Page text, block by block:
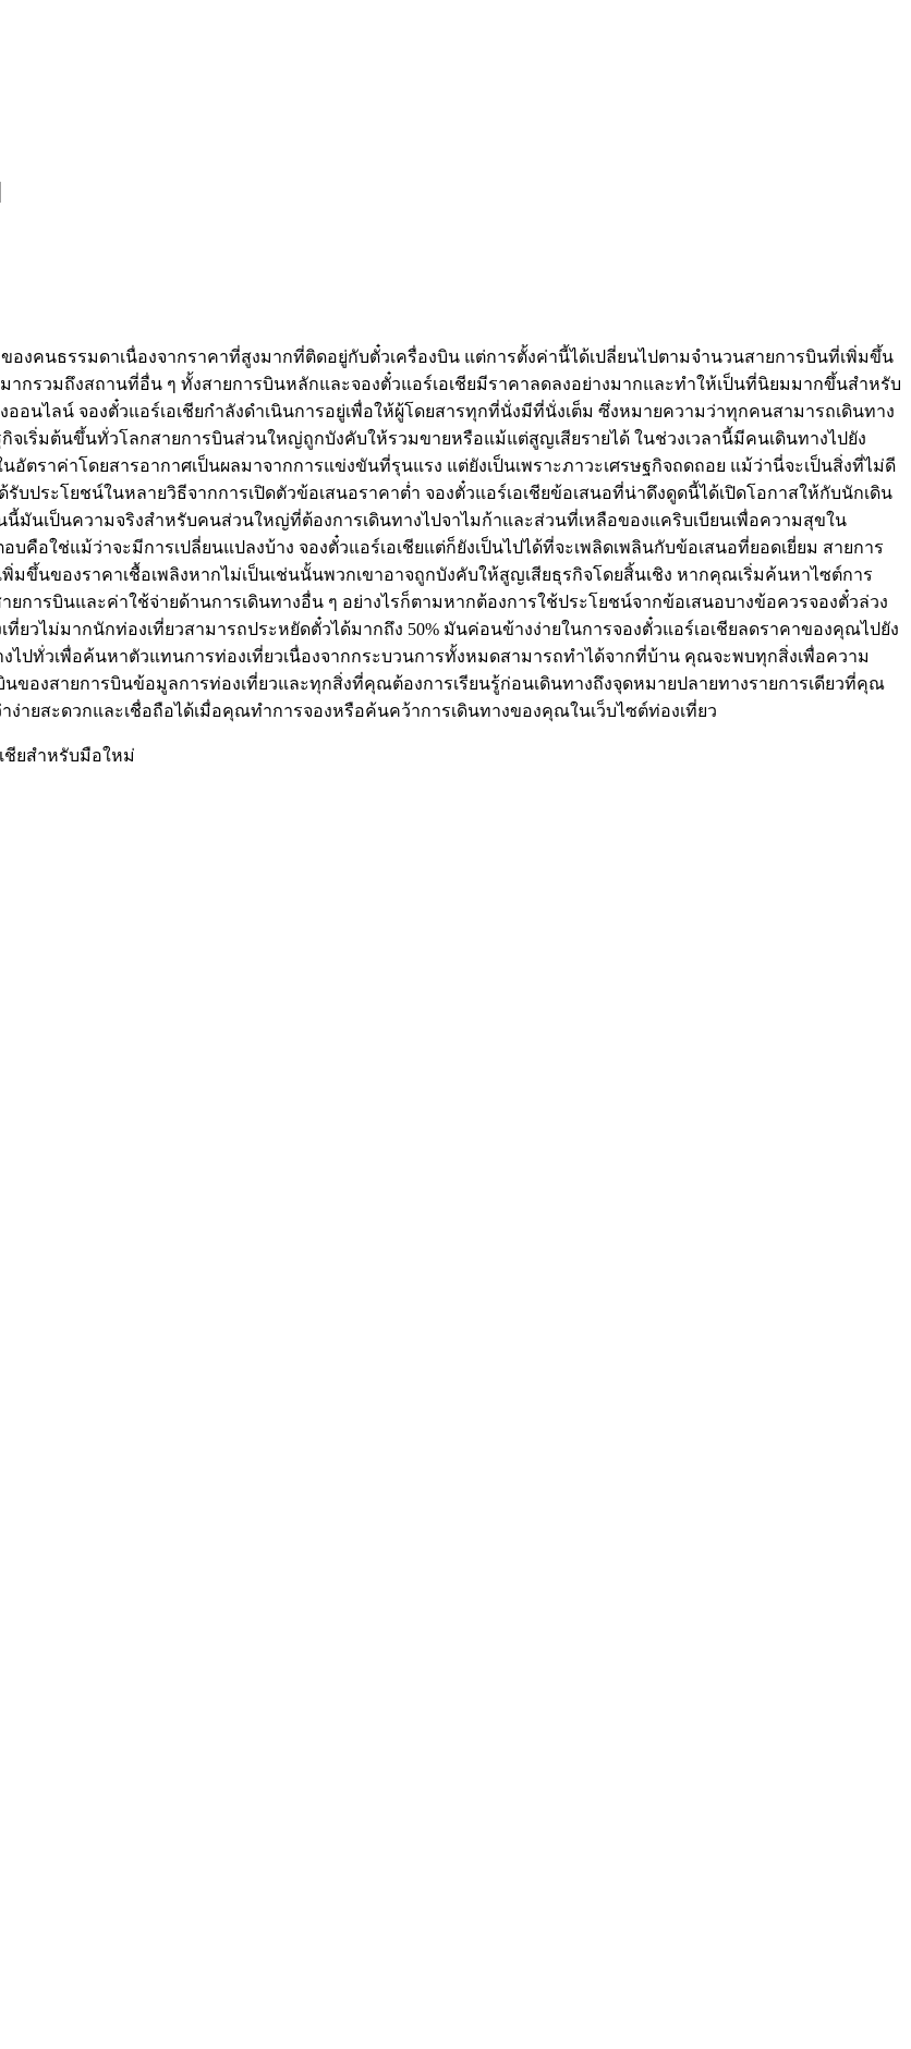
งคนธรรมดาเนื่องจากราคาที่สูงมากที่ติดอยู่กับตั๋วเครื่องบิน แต่การตั้งค่านี้ได้เปลี่ยนไปตามจำนวนสายการบินที่เพิ่มขึ้น
ากรวมถึงสถานที่อื่น ๆ ทั้งสายการบินหลักและจองตั๋วแอร์เอเชียมีราคาลดลงอย่างมากและทำให้เป็นที่นิยมมากขึ้นสำหรับ
อนไลน์ จองตั๋วแอร์เอเชียกำลังดำเนินการอยู่เพื่อให้ผู้โดยสารทุกที่นั่งมีที่นั่งเต็ม ซึ่งหมายความว่าทุกคนสามารถเดินทาง
เริ่มต้นขึ้นทั่วโลกสายการบินส่วนใหญ่ถูกบังคับให้รวมขายหรือแม้แต่สูญเสียรายได้ ในช่วงเวลานี้มีคนเดินทางไปยัง
ตราค่าโดยสารอากาศเป็นผลมาจากการแข่งขันที่รุนแรง แต่ยังเป็นเพราะภาวะเศรษฐกิจถดถอย แม้ว่านี่จะเป็นสิ่งที่ไม่ดี
ประโยชน์ในหลายวิธีจากการเปิดตัวข้อเสนอราคาต่ำ จองตั๋วแอร์เอเชียข้อเสนอที่น่าดึงดูดนี้ได้เปิดโอกาสให้กับนักเดิน
มันเป็นความจริงสำหรับคนส่วนใหญ่ที่ต้องการเดินทางไปจาไมก้าและส่วนที่เหลือของแคริบเบียนเพื่อความสุขใน
อใช่แม้ว่าจะมีการเปลี่ยนแปลงบ้าง จองตั๋วแอร์เอเชียแต่ก็ยังเป็นไปได้ที่จะเพลิดเพลินกับข้อเสนอที่ยอดเยี่ยม สายการ
ขึ้นของราคาเชื้อเพลิงหากไม่เป็นเช่นนั้นพวกเขาอาจถูกบังคับให้สูญเสียธุรกิจโดยสิ้นเชิง หากคุณเริ่มค้นหาไซต์การ
ารบินและค่าใช้จ่ายด้านการเดินทางอื่น ๆ อย่างไรก็ตามหากต้องการใช้ประโยชน์จากข้อเสนอบางข้อควรจองตั๋วล่วง
วไม่มากนักท่องเที่ยวสามารถประหยัดตั๋วได้มากถึง 50% มันค่อนข้างง่ายในการจองตั๋วแอร์เอเชียลดราคาของคุณไปยัง
ไปทั่วเพื่อค้นหาตัวแทนการท่องเที่ยวเนื่องจากกระบวนการทั้งหมดสามารถทำได้จากที่บ้าน คุณจะพบทุกสิ่งเพื่อความ
นของสายการบินข้อมูลการท่องเที่ยวและทุกสิ่งที่คุณต้องการเรียนรู้ก่อนเดินทางถึงจุดหมายปลายทางรายการเดียวที่คุณ
ยสะดวกและเชื่อถือได้เมื่อคุณทำการจองหรือค้นคว้าการเดินทางของคุณในเว็บไซต์ท่องเที่ยว
ชียสำหรับมือใหม่